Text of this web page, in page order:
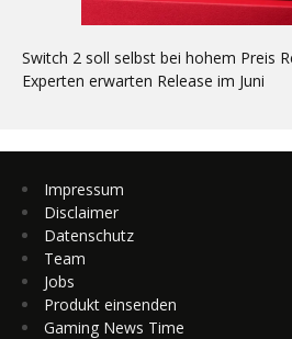
Switch 2 soll selbst bei hohem Preis
Experten erwarten Release im Juni
Impressum
Disclaimer
Datenschutz
Team
Jobs
Produkt einsenden
Gaming News Time